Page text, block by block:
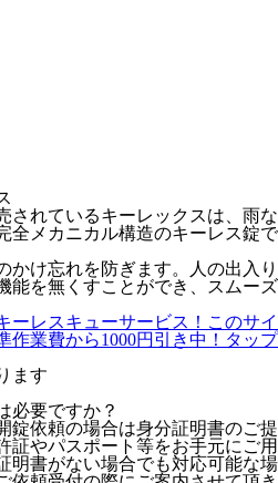
されているキーレックスは、雨な
全メカニカル構造のキーレス錠で
かけ忘れを防ぎます。人の出入り
能を無くすことができ、スムーズ
ます
必要ですか？
錠依頼の場合は身分証明書のご提
証やパスポート等をお手元にご用
明書がない場合でも対応可能な場